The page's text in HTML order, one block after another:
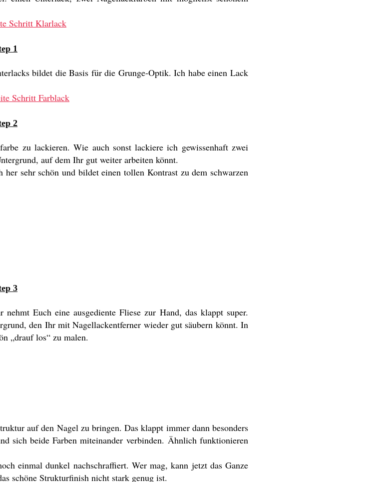
1
bildet die Basis für die Grunge-Optik. Ich habe einen Lack
2
zu lackieren. Wie auch sonst lackiere ich gewissenhaft zwei
auf dem Ihr gut weiter arbeiten könnt.
sehr schön und bildet einen tollen Kontrast zu dem schwarzen
3
Euch eine ausgediente Fliese zur Hand, das klappt super.
den Ihr mit Nagellackentferner wieder gut säubern könnt. In
„drauf los“ zu malen.
auf den Nagel zu bringen. Das klappt immer dann besonders
sich beide Farben miteinander verbinden. Ähnlich funktionieren
einmal dunkel nachschraffiert. Wer mag, kann jetzt das Ganze
schöne Strukturfinish nicht stark genug ist.